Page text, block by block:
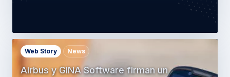
Airbus y GINA Software firman un
Web Story News